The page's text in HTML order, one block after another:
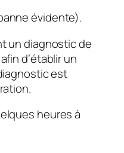
évidente).
un diagnostic de
d’établir un
est
heures à